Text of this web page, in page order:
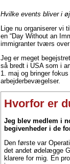
Hvilke events bliver i
Lige nu organiserer vi
en “Day Without an
immigranter tværs
Jeg er meget
så bredt i USA som i
1. maj og bringer
arbejderbevægelser.
Hvorfor er
Jeg blev medlem i
begivenheder i de
Den første var
det andet ødelægge
klarere for mig. En